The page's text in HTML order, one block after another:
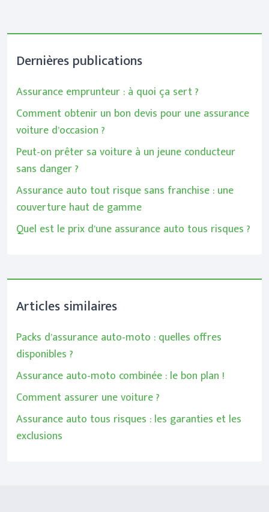
Dernières publications
Assurance emprunteur : à quoi ça sert ?
Comment obtenir un bon devis pour une assurance
voiture d’occasion ?
Peut-on prêter sa voiture à un jeune conducteur
sans danger ?
Assurance auto tout risque sans franchise : une
couverture haut de gamme
Quel est le prix d’une assurance auto tous risques ?
Articles similaires
Packs d’assurance auto-moto : quelles offres
disponibles ?
Assurance auto-moto combinée : le bon plan !
Comment assurer une voiture ?
Assurance auto tous risques : les garanties et les
exclusions